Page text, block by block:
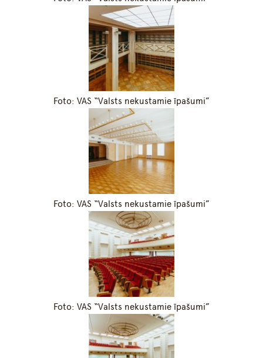
Foto: VAS “Valsts nekustamie īpašumi”
Foto: VAS “Valsts nekustamie īpašumi”
Foto: VAS “Valsts nekustamie īpašumi”